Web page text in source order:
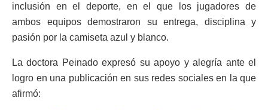
inclusión en el deporte, en el que los jugadores de
ambos equipos demostraron su entrega, disciplina y
pasión por la camiseta azul y blanco.
La doctora Peinado expresó su apoyo y alegría ante el
logro en una publicación en sus redes sociales en la que
afirmó: